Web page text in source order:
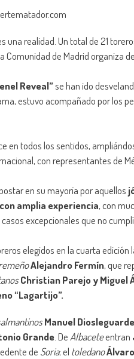
una realidad. Un total de 21
Comunidad de Madrid organiza
Reveal”se han ido
estuvo acompañado por los
en todos los sentidos,
con representantes de
en su mayoría por aquellos
amplia experiencia, con
excepcionales que no
elegidos en la cuarta edición
Alejandro Fermín, que
Christian Parejoy Miguel
“Lagartijo”.
Manuel Diosleguarde
Grande . De Albaceteentran
de Soria; el toledano